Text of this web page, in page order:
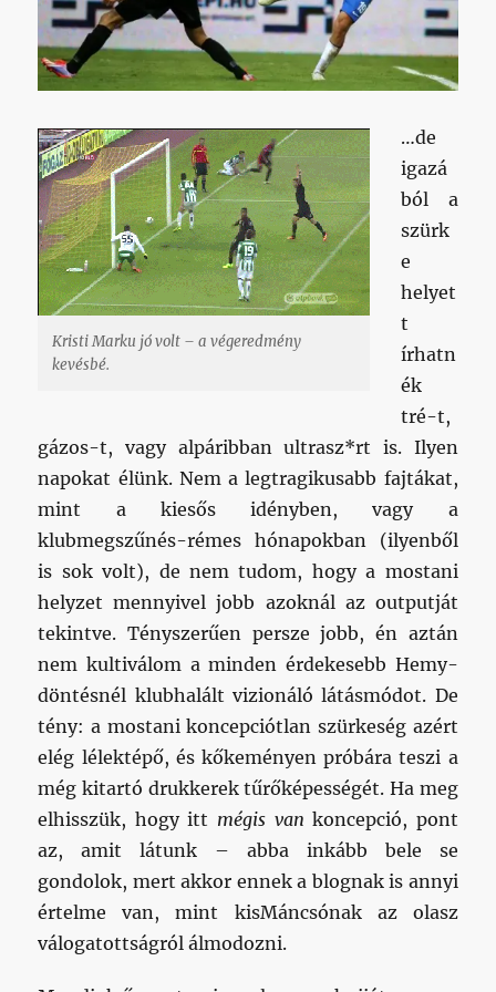
Kristi Marku jó volt – a végeredmény
kevésbé.
…de
igazá
ból a
szürk
e
helyet
t
írhatn
ék
tré-t,
gázos-t, vagy alpáribban ultrasz*rt is. Ilyen
napokat élünk. Nem a legtragikusabb fajtákat,
mint a kiesős idényben, vagy a
klubmegszűnés-rémes hónapokban (ilyenből
is sok volt), de nem tudom, hogy a mostani
helyzet mennyivel jobb azoknál az outputját
tekintve. Tényszerűen persze jobb, én aztán
nem kultiválom a minden érdekesebb Hemy-
döntésnél klubhalált vizionáló látásmódot. De
tény: a mostani koncepciótlan szürkeség azért
elég lélektépő, és kőkeményen próbára teszi a
még kitartó drukkerek tűrőképességét. Ha meg
elhisszük, hogy itt mégis vankoncepció, pont
az, amit látunk – abba inkább bele se
gondolok, mert akkor ennek a blognak is annyi
értelme van, mint kisMáncsónak az olasz
válogatottságról álmodozni.